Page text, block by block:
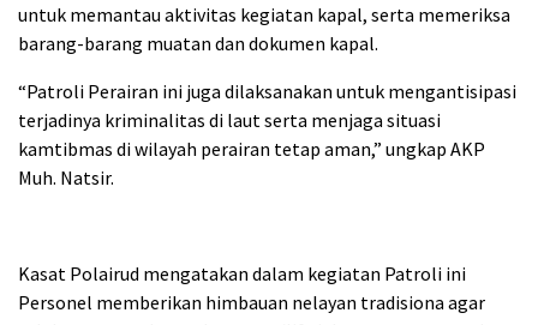
untuk memantau aktivitas kegiatan kapal, serta memeriksa
barang-barang muatan dan dokumen kapal.
“Patroli Perairan ini juga dilaksanakan untuk mengantisipasi
terjadinya kriminalitas di laut serta menjaga situasi
kamtibmas di wilayah perairan tetap aman,” ungkap AKP
Muh. Natsir.
Kasat Polairud mengatakan dalam kegiatan Patroli ini
Personel memberikan himbauan nelayan tradisiona agar